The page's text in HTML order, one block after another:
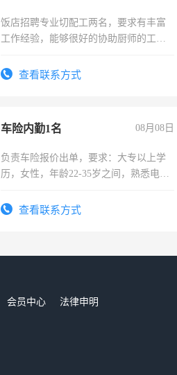
饭店招聘专业切配工两名，要求有丰富
工作经验，能够很好的协助厨师的工
4500。查看联系方式
车险内勤1名 08月08日
负责车险报价出单，要求：大专以上学
历，女性，年龄22-35岁之间，熟悉电脑
试用期1-3个月，转正后交纳五险，
查看联系方式
会员中心
法律申明